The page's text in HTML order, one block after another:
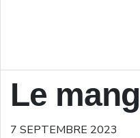
Le
7 SEPTEMBRE 2023